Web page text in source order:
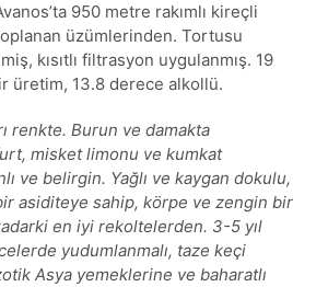
950 metre rakımlı kireçli
üzümlerinden. Tortusu
kısıtlı filtrasyon uygulanmış. 19
üretim, 13.8 derece alkollü.
renkte. Burun ve damakta
misket limonu ve kumkat
ve belirgin. Yağlı ve kaygan dokulu,
asiditeye sahip, körpe ve zengin bir
en iyi rekoltelerden. 3-5 yıl
yudumlanmalı, taze keçi
Asya yemeklerine ve baharatlı